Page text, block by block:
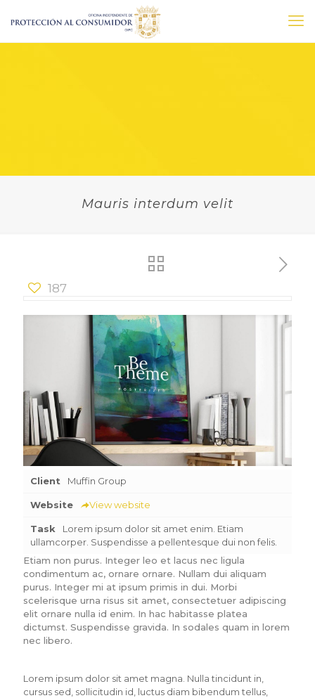
Mauris interdum velit
187
Client Muffin Group
Website View website
Task
Lorem ipsum dolor sit amet enim. Etiam
ullamcorper. Suspendisse a pellentesque dui non felis.
Etiam non purus. Integer leo et lacus nec ligula
condimentum ac, ornare ornare. Nullam dui aliquam
purus. Integer mi at ipsum primis in dui. Morbi
scelerisque urna risus sit amet, consectetuer adipiscing
elit ornare nulla id enim. In hac habitasse platea
dictumst. Suspendisse gravida. In sodales quam in lorem
nec libero.
Lorem ipsum dolor sit amet magna. Nulla tincidunt in,
cursus sed, sollicitudin id, luctus diam bibendum tellus,